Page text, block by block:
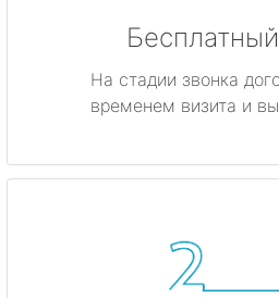
На стадии звонка
временем визита и